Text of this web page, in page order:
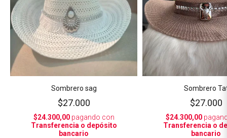
Sombrero sag
$27.000
$24.300,00pagando con
Transferencia o depósito
bancario
Sombrero
$27.000
$24.300,00
Transferencia o
bancario